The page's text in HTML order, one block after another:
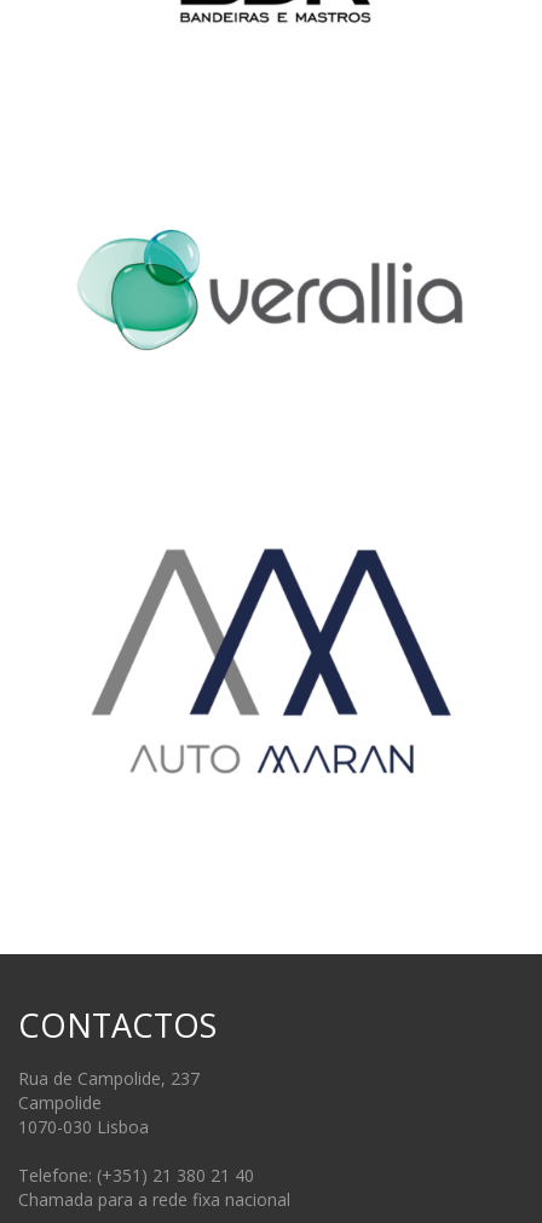
CONTACTOS
Rua de Campolide, 237
Campolide
1070-030 Lisboa
Telefone: (+351) 21 380 21 40
Chamada para a rede fixa nacional